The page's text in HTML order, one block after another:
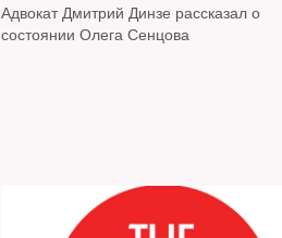
Адвокат Дмитрий Динзе рассказал о
состоянии Олега Сенцова